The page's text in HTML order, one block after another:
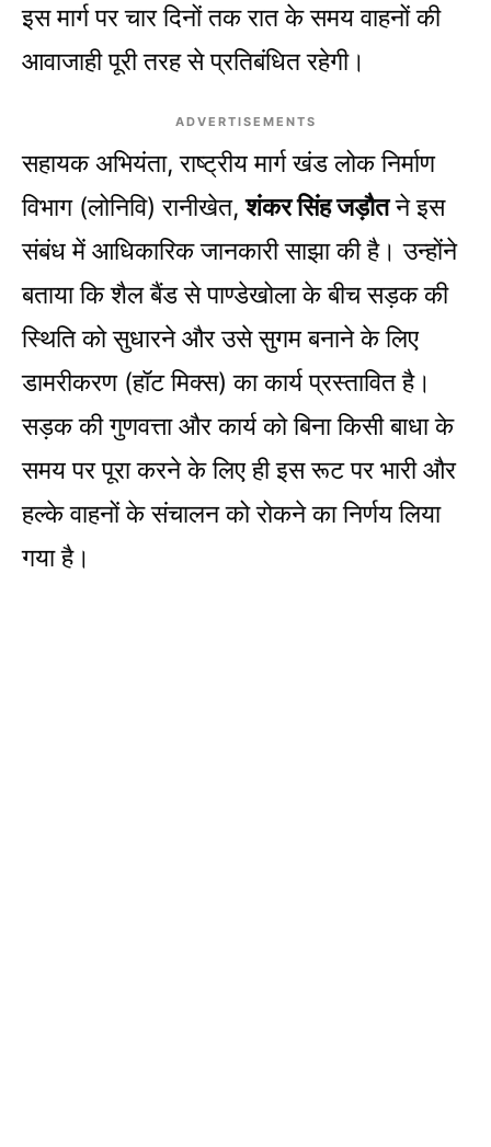
इस मार्ग पर चार दिनों तक रात के समय वाहनों की
आवाजाही पूरी तरह से प्रतिबंधित रहेगी।
ADVERTISEMENTS
सहायक अभियंता, राष्ट्रीय मार्ग खंड लोक निर्माण
विभाग (लोनिवि) रानीखेत,शंकर सिंह जड़ौतने इस
संबंध में आधिकारिक जानकारी साझा की है। उन्होंने
बताया कि शैल बैंड से पाण्डेखोला के बीच सड़क की
स्थिति को सुधारने और उसे सुगम बनाने के लिए
डामरीकरण (हॉट मिक्स) का कार्य प्रस्तावित है।
सड़क की गुणवत्ता और कार्य को बिना किसी बाधा के
समय पर पूरा करने के लिए ही इस रूट पर भारी और
हल्के वाहनों के संचालन को रोकने का निर्णय लिया
गया है।